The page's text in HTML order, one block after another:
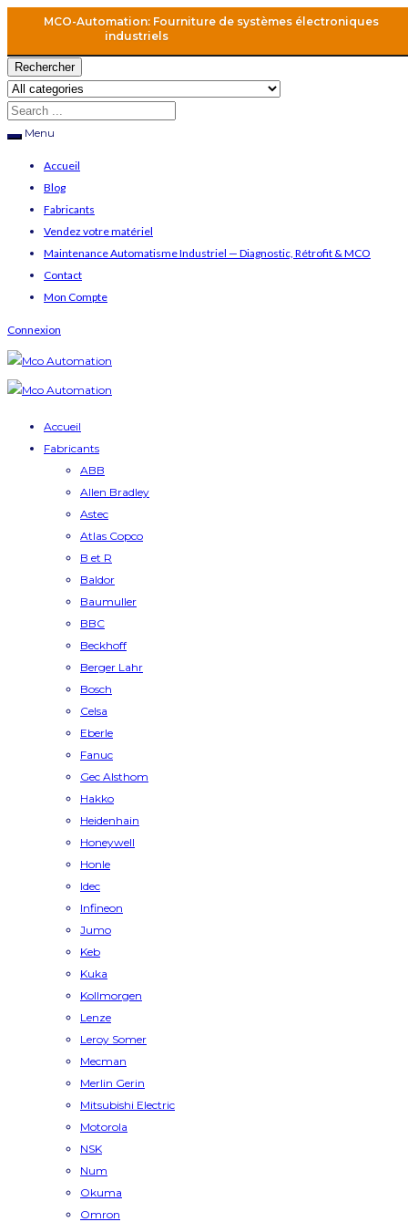
MCO-Automation: Fourniture de systèmes électroniques
industriels
Rechercher
Menu
Accueil
Blog
Fabricants
Vendez votre matériel
Maintenance Automatisme Industriel — Diagnostic, Rétrofit & MCO
Contact
Mon Compte
Connexion
Accueil
Fabricants
ABB
Allen Bradley
Astec
Atlas Copco
B et R
Baldor
Baumuller
BBC
Beckhoff
Berger Lahr
Bosch
Celsa
Eberle
Fanuc
Gec Alsthom
Hakko
Heidenhain
Honeywell
Honle
Idec
Infineon
Jumo
Keb
Kuka
Kollmorgen
Lenze
Leroy Somer
Mecman
Merlin Gerin
Mitsubishi Electric
Motorola
NSK
Num
Okuma
Omron